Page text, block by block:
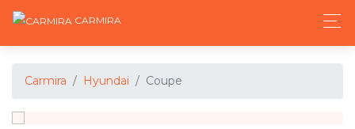
CARMIRA
Carmira Hyundai Coupe